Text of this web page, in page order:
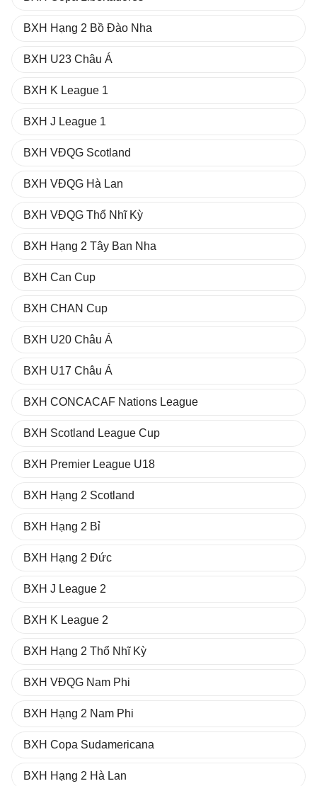
BXH Hạng 2 Bồ Đào Nha
BXH U23 Châu Á
BXH K League 1
BXH J League 1
BXH VĐQG Scotland
BXH VĐQG Hà Lan
BXH VĐQG Thổ Nhĩ Kỳ
BXH Hạng 2 Tây Ban Nha
BXH Can Cup
BXH CHAN Cup
BXH U20 Châu Á
BXH U17 Châu Á
BXH CONCACAF Nations League
BXH Scotland League Cup
BXH Premier League U18
BXH Hạng 2 Scotland
BXH Hạng 2 Bỉ
BXH Hạng 2 Đức
BXH J League 2
BXH K League 2
BXH Hạng 2 Thổ Nhĩ Kỳ
BXH VĐQG Nam Phi
BXH Hạng 2 Nam Phi
BXH Copa Sudamericana
BXH Hạng 2 Hà Lan